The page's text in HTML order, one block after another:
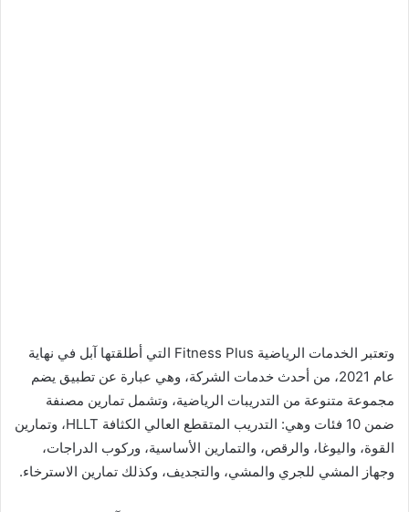
وتعتبر الخدمات الرياضية Fitness Plus التي أطلقتها آبل في نهاية
عام 2021، من أحدث خدمات الشركة، وهي عبارة عن تطبيق يضم
مجموعة متنوعة من التدريبات الرياضية، وتشمل تمارين مصنفة
ضمن 10 فئات وهي: التدريب المتقطع العالي الكثافة HLLT، وتمارين
القوة، واليوغا، والرقص، والتمارين الأساسية، وركوب الدراجات،
وجهاز المشي للجري والمشي، والتجديف، وكذلك تمارين الاسترخاء.